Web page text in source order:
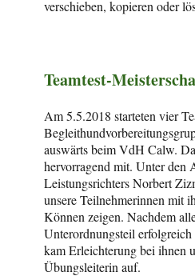
verschieben, kopieren oder
Teamtest-
Am 5.5.2018 starteten vier
auswärts beim VdH Calw.
hervorragend mit. Unter den
Leistungsrichters Norbert
unsere Teilnehmerinnen mit
Können zeigen. Nachdem
Unterordnungsteil erfolgreich
kam Erleichterung bei ihnen
Übungsleiterin auf.